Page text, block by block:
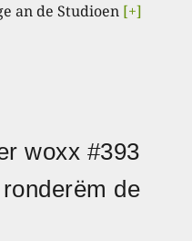
an de Studioen [+]
woxx #393
de